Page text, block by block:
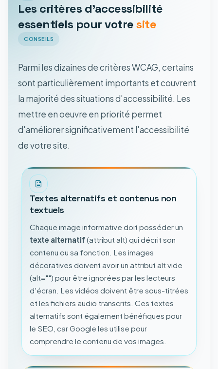
Les critères d'accessibilité
essentiels pour votre site
CONSEILS
Parmi les dizaines de critères WCAG, certains
sont particulièrement importants et couvrent
la majorité des situations d'accessibilité. Les
mettre en oeuvre en priorité permet
d'améliorer significativement l'accessibilité
de votre site.
Textes alternatifs et contenus non
textuels
Chaque image informative doit posséder un
texte alternatif (attribut alt) qui décrit son
contenu ou sa fonction. Les images
décoratives doivent avoir un attribut alt vide
(alt="") pour être ignorées par les lecteurs
d'écran. Les vidéos doivent être sous-titrées
et les fichiers audio transcrits. Ces textes
alternatifs sont également bénéfiques pour
le SEO, car Google les utilise pour
comprendre le contenu de vos images.